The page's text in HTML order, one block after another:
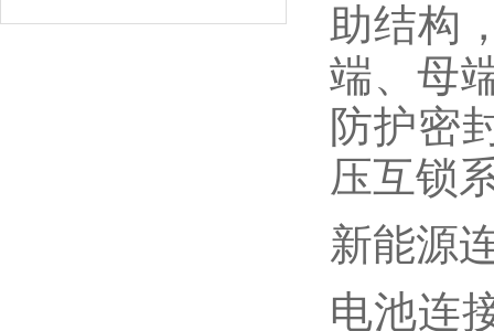
助结构
端、母
防护密
压互锁
新能源
电池连